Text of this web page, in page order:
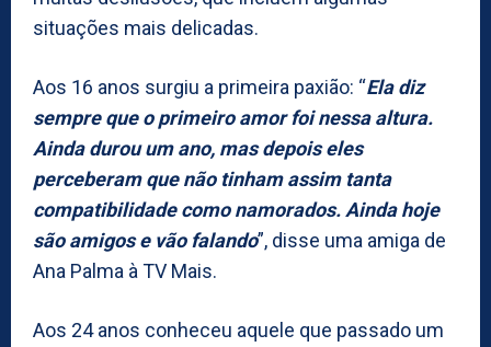
situações mais delicadas.
Aos 16 anos surgiu a primeira paxião: “Ela diz
sempre que o primeiro amor foi nessa altura.
Ainda durou um ano, mas depois eles
perceberam que não tinham assim tanta
compatibilidade como namorados. Ainda hoje
são amigos e vão falando”, disse uma amiga de
Ana Palma à TV Mais.
Aos 24 anos conheceu aquele que passado um